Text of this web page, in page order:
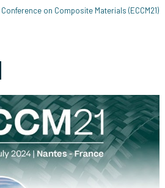
on Composite Materials (ECCM21)